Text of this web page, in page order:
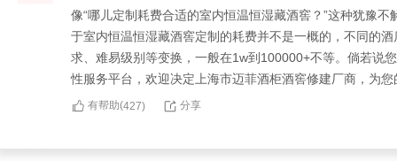
像“哪儿定制耗费合适的室内恒温恒湿藏酒窖？”这种犹豫
于室内恒温恒湿藏酒窖定制的耗费并不是一概的，不同的
求、难易级别等变换，一般在1w到100000+不等。倘若说
性服务平台，欢迎决定上海市迈菲酒柜酒窖修建厂商，为
有帮助(427) 分享